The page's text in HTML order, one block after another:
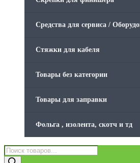
Средства для сервиса /
Стяжки для кабеля
Товары без категории
Товары для заправки
Фольга , изолента, скотч и тд
Поиск
товаров